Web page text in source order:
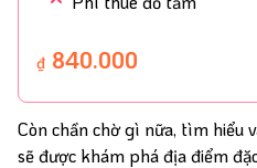
Du thuyền
Xe sân bay
Thuê
₫ 840.000
Còn chần chờ gì nữa, tìm hiểu
sẽ được khám phá địa điểm